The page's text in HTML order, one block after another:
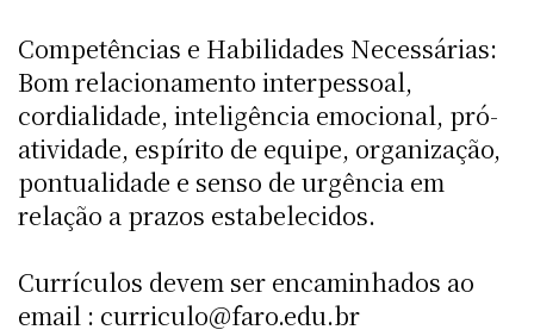
Competências e Habilidades Necessárias:
Bom relacionamento interpessoal,
cordialidade, inteligência emocional, pró-
atividade, espírito de equipe, organização,
pontualidade e senso de urgência em
relação a prazos estabelecidos.
Currículos devem ser encaminhados ao
email : curriculo@faro.edu.br